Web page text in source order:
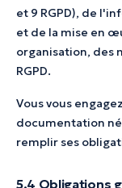
et 9 RGPD), de
et de la mise en
organisation, des
RGPD.
Vous vous
documentation
remplir ses
5.4 Obligations